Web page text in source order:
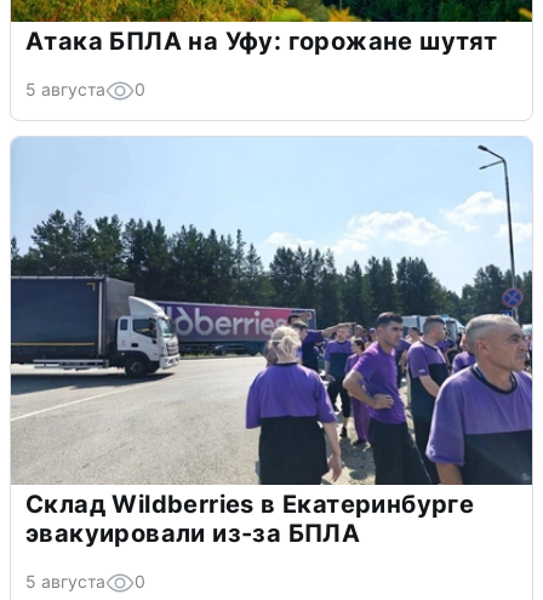
Атака БПЛА на Уфу: горожане шутят
5 августа 0
Склад Wildberries в Екатеринбурге
эвакуировали из-за БПЛА
5 августа 0